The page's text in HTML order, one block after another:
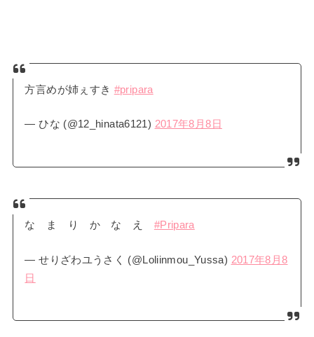
方言めが姉ぇすき #pripara
— ひな (@12_hinata6121) 2017年8月8日
な ま り か な え #Pripara
— せりざわユうさく (@Loliinmou_Yussa) 2017年8月8
日